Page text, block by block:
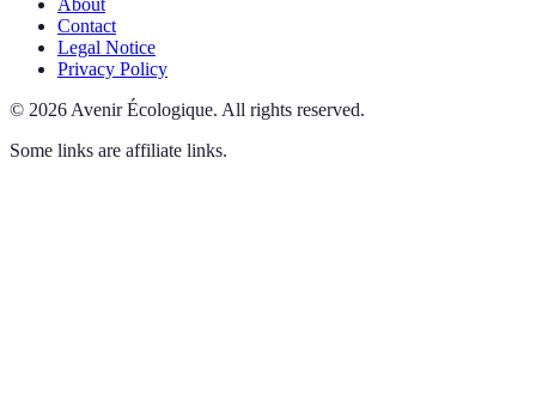
About
Contact
Legal Notice
Privacy Policy
© 2026 Avenir Écologique. All rights reserved.
Some links are affiliate links.